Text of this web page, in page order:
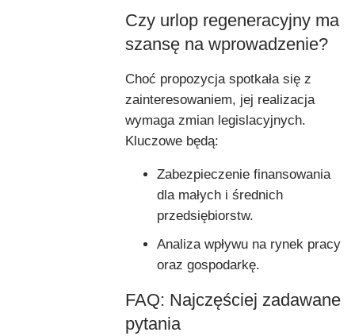
Czy urlop regeneracyjny ma
szansę na wprowadzenie?
Choć propozycja spotkała się z
zainteresowaniem, jej realizacja
wymaga zmian legislacyjnych.
Kluczowe będą:
Zabezpieczenie finansowania
dla małych i średnich
przedsiębiorstw.
Analiza wpływu na rynek pracy
oraz gospodarkę.
FAQ: Najczęściej zadawane
pytania